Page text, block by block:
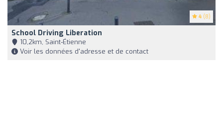
4 (8)
School Driving Liberation
10,2km, Saint-Étienne
Voir les données d'adresse et de contact